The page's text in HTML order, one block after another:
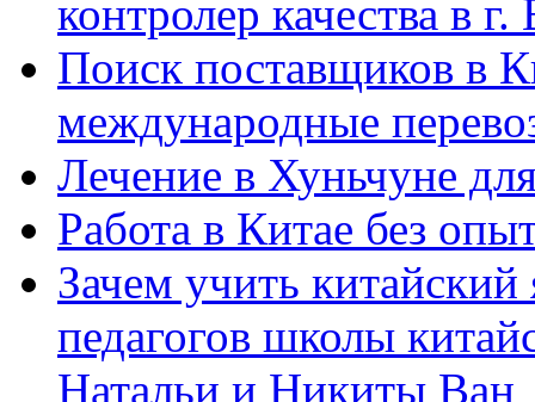
контролер качества в
Поиск поставщиков в
международные
Лечение в Хуньчуне
Работа в Китае без
Зачем учить
педагогов школы
Натальи и Никиты Ван